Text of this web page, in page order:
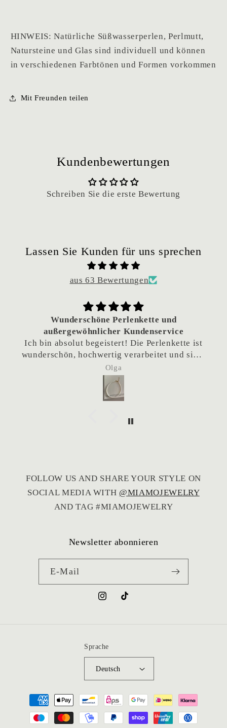
HINWEIS: Natürliche Süßwasserperlen, Perlmutt,
Natursteine und Glas sind individuell und können
in verschiedenen Farbtönen und Formen vorkommen
Mit Freunden teilen
Kundenbewertungen
Schreiben Sie die erste Bewertung
Lassen Sie Kunden für uns sprechen
aus 63 Bewertungen
Wunderschöne Perlenkette und
außergewöhnlicher Kundenservice
Ich bin absolut begeistert! Die Perlenkette ist
wunderschön, hochwertig verarbeitet und sieht
einfach traumhaft aus.
Besonders hervorheben möchte ich den
hervorragenden Kundenservice. Da die Kette
als Geschenk gedacht war und das Team sich
nachgefragt, ob eine frühere Lieferung
sehr gefreut.
Vielen Dank für den großartigen Service – ich
kann den Shop von Herzen weiterempfehlen!
Olga
FOLLOW US AND SHARE YOUR STYLE ON
SOCIAL MEDIA WITH @MIAMOJEWELRY
AND TAG #MIAMOJEWELRY
Newsletter abonnieren
E-Mail
InstagramTikTok
Sprache
Deutsch
Zahlungsmethoden